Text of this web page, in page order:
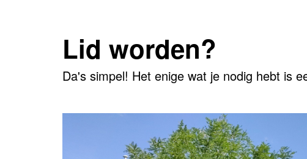
Lid worden?
Da's simpel! Het enige wat je nodig hebt is